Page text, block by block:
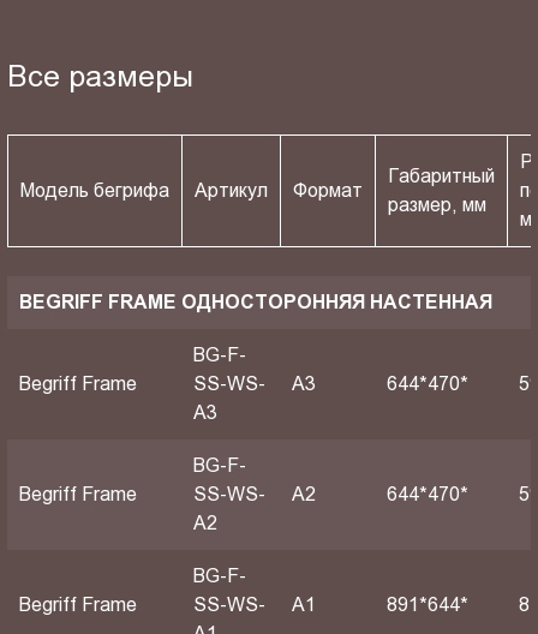
Все размеры
Модель бегрифа Артикул Формат
Габаритный
размер, мм
BEGRIFF FRAME ОДНОСТОРОННЯЯ НАСТЕННАЯ
Begriff Frame
BG-F-
SS-WS-
A3
A3 644*470*
Begriff Frame
BG-F-
SS-WS-
A2
A2 644*470*
Begriff Frame
BG-F-
SS-WS-
А1 891*644*